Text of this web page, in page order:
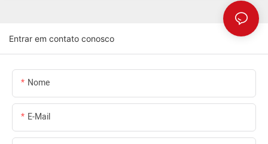
Entrar em contato conosco
Nome
E-Mail